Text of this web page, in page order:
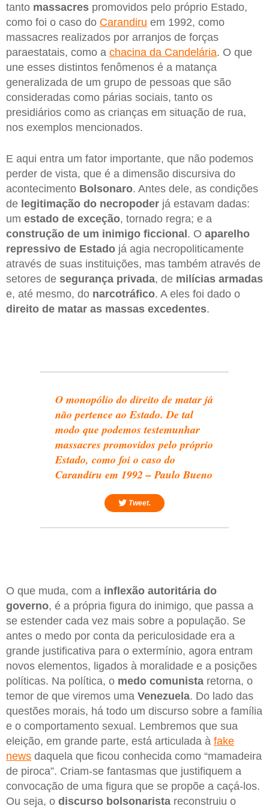
tanto massacres promovidos pelo próprio Estado,
como foi o caso do Carandiru em 1992, como
massacres realizados por arranjos de forças
paraestatais, como a chacina da Candelária. O que
une esses distintos fenômenos é a matança
generalizada de um grupo de pessoas que são
consideradas como párias sociais, tanto os
presidiários como as crianças em situação de rua,
nos exemplos mencionados.
E aqui entra um fator importante, que não podemos
perder de vista, que é a dimensão discursiva do
acontecimento Bolsonaro. Antes dele, as condições
de legitimação do necropoder já estavam dadas:
um estado de exceção, tornado regra; e a
construção de um inimigo ficcional. O aparelho
repressivo de Estado já agia necropoliticamente
através de suas instituições, mas também através de
setores de segurança privada, de milícias armadas
e, até mesmo, do narcotráfico. A eles foi dado o
direito de matar as massas excedentes.
O monopólio do direito de matar já
não pertence ao Estado. De tal
modo que podemos testemunhar
massacres promovidos pelo próprio
Estado, como foi o caso do
Carandiru em 1992 – Paulo Bueno
Tweet.
O que muda, com a inflexão autoritária do
governo, é a própria figura do inimigo, que passa a
se estender cada vez mais sobre a população. Se
antes o medo por conta da periculosidade era a
grande justificativa para o extermínio, agora entram
novos elementos, ligados à moralidade e a posições
políticas. Na política, o medo comunista retorna, o
temor de que viremos uma Venezuela. Do lado das
questões morais, há todo um discurso sobre a família
e o comportamento sexual. Lembremos que sua
eleição, em grande parte, está articulada à fake
news daquela que ficou conhecida como “mamadeira
de piroca”. Criam-se fantasmas que justifiquem a
convocação de uma figura que se propõe a caçá-los.
Ou seja, o discurso bolsonarista reconstruiu o